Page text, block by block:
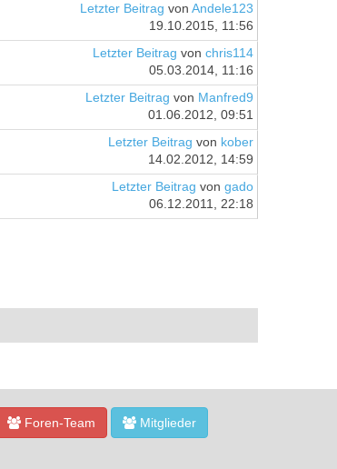
Letzter Beitrag von Andele123
19.10.2015, 11:56
Letzter Beitrag von chris114
05.03.2014, 11:16
Letzter Beitrag von Manfred9
01.06.2012, 09:51
Letzter Beitrag von kober
14.02.2012, 14:59
Letzter Beitrag von gado
06.12.2011, 22:18
Foren-Team Mitglieder